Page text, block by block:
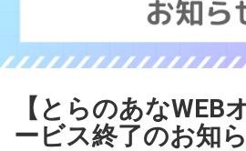
【とらのあなWEB
ービス終了のお知